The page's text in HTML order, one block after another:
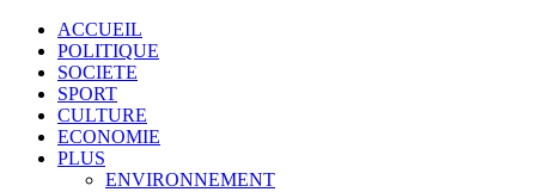
ACCUEIL
POLITIQUE
SOCIETE
SPORT
CULTURE
ECONOMIE
PLUS
ENVIRONNEMENT